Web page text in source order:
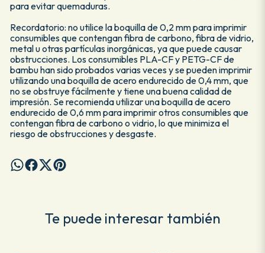
para evitar quemaduras.
Recordatorio: no utilice la boquilla de 0,2 mm para imprimir
consumibles que contengan fibra de carbono, fibra de vidrio,
metal u otras partículas inorgánicas, ya que puede causar
obstrucciones. Los consumibles PLA-CF y PETG-CF de
bambu han sido probados varias veces y se pueden imprimir
utilizando una boquilla de acero endurecido de 0,4 mm, que
no se obstruye fácilmente y tiene una buena calidad de
impresión. Se recomienda utilizar una boquilla de acero
endurecido de 0,6 mm para imprimir otros consumibles que
contengan fibra de carbono o vidrio, lo que minimiza el
riesgo de obstrucciones y desgaste.
Te puede interesar también